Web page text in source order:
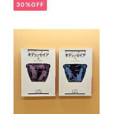
30%OFF